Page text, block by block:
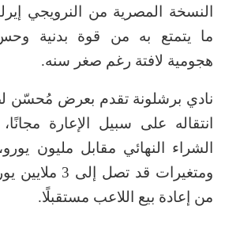
النسخة المصرية من النرويجي
ما يتمتع به من قوة بدنية
هجومية لافتة رغم صغر سنه.
نادي برشلونة تقدم بعرض مُحسّن
انتقاله على سبيل الإعارة
الشراء النهائي مقابل مليون
ومتغيرات قد
من إعادة بيع اللاعب مستقبلًا.